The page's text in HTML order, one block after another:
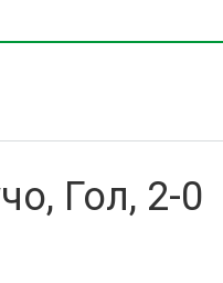
Гол, 2-0